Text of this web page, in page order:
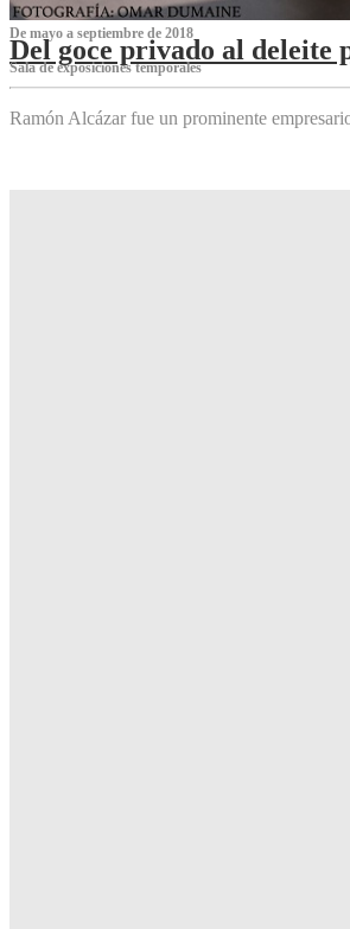
De mayo a septiembre de 2018
Del goce privado al deleite
Sala de exposiciones temporales
Ramón Alcázar fue un prominente